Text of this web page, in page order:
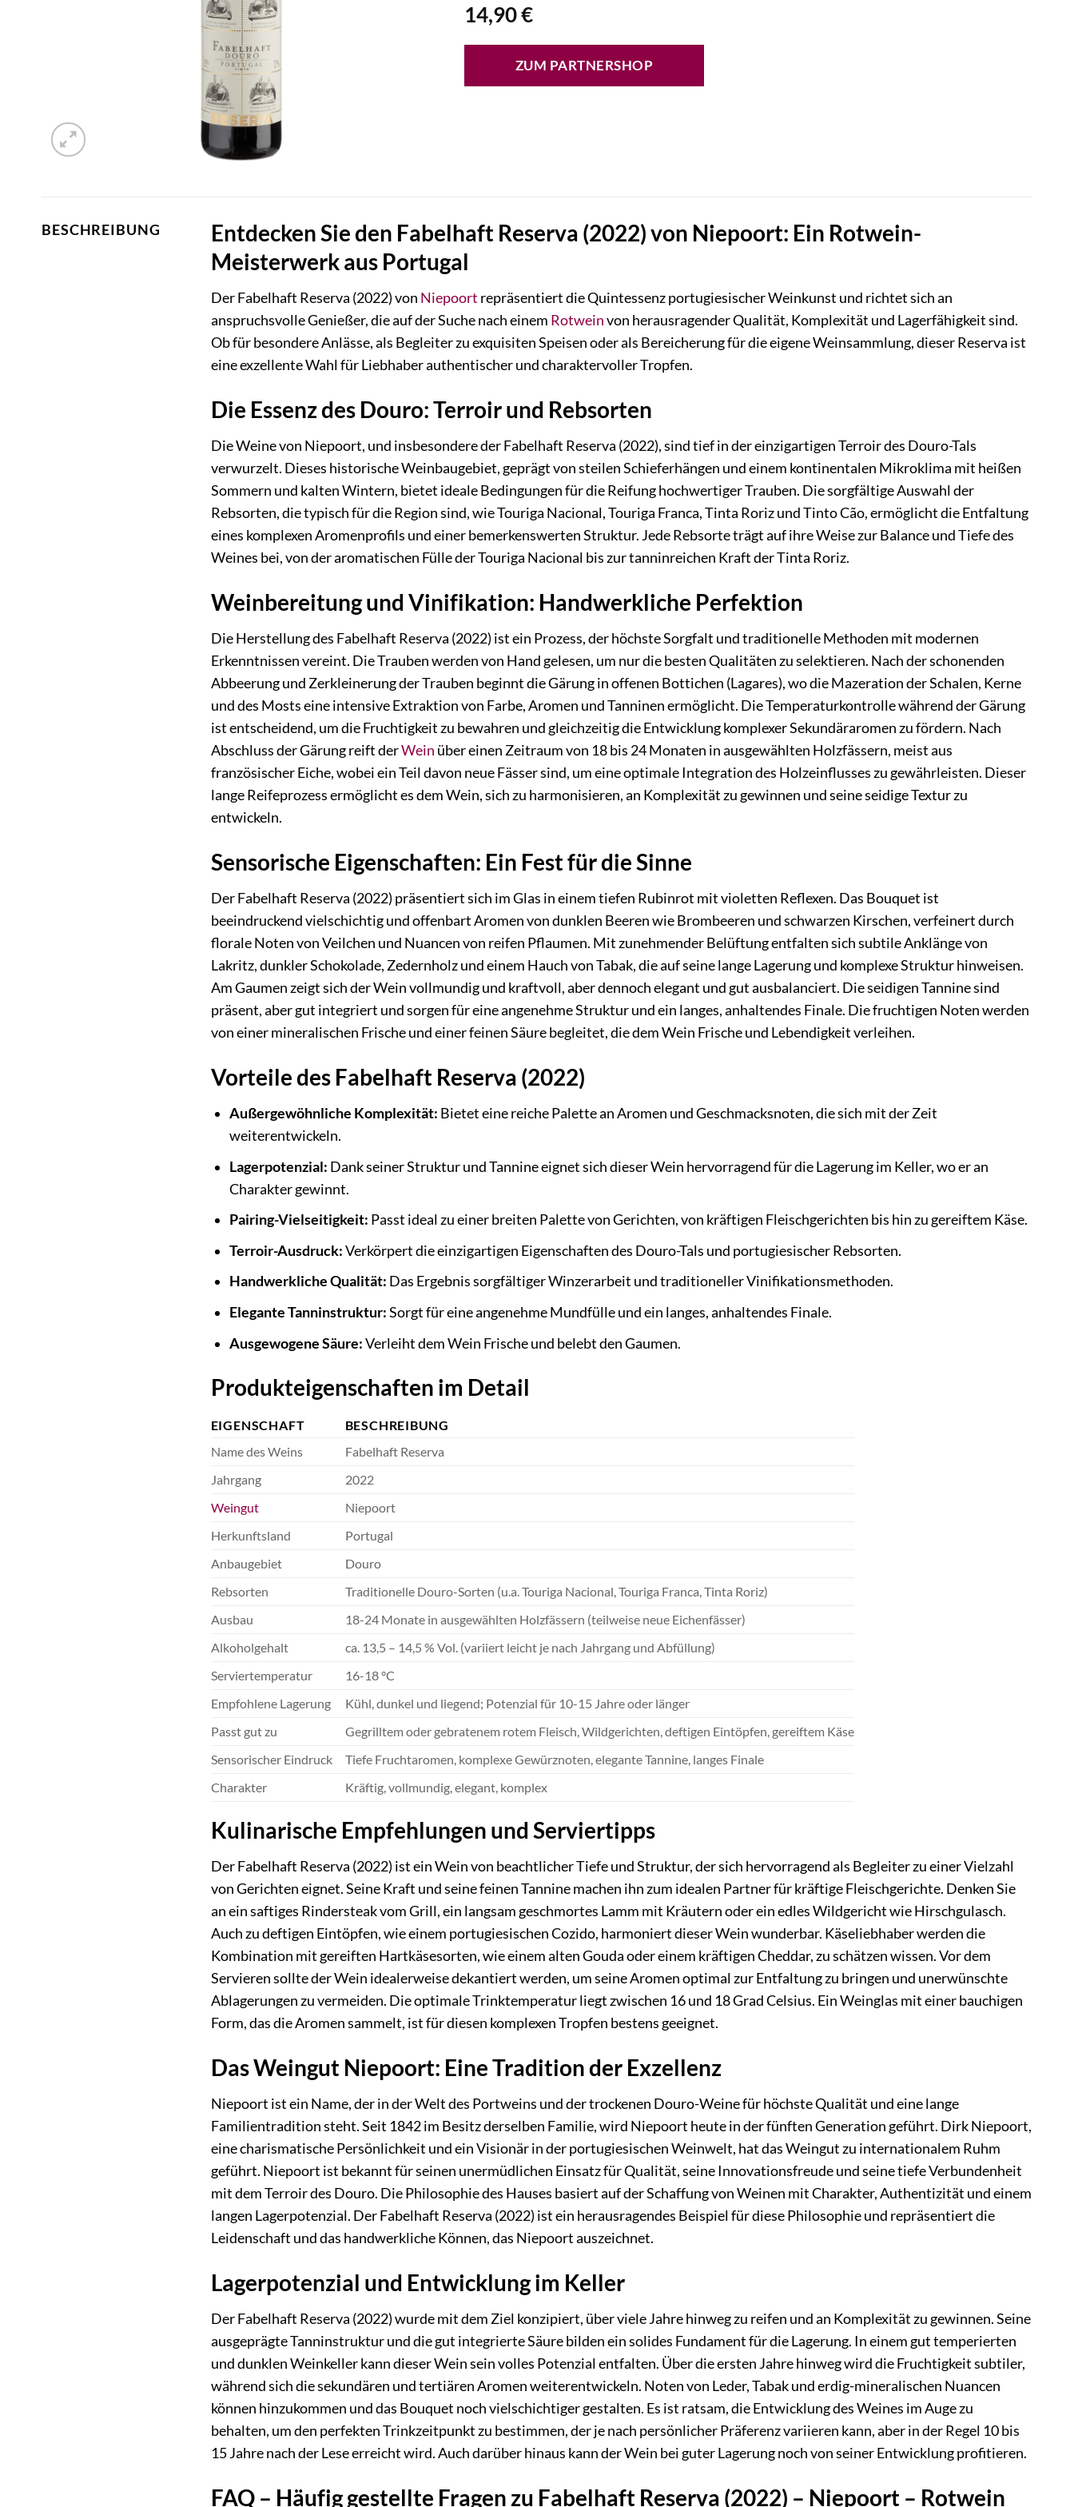
14,90€
ZUM PARTNERSHOP
BESCHREIBUNG
Entdecken Sie den Fabelhaft Reserva (2022) von Niepoort: Ein Rotwein-
Meisterwerk aus Portugal
Der Fabelhaft Reserva (2022) von Niepoort repräsentiert die Quintessenz portugiesischer Weinkunst und richtet sich an
anspruchsvolle Genießer, die auf der Suche nach einem Rotweinvon herausragender Qualität, Komplexität und Lagerfähigkeit sind.
Ob für besondere Anlässe, als Begleiter zu exquisiten Speisen oder als Bereicherung für die eigene Weinsammlung, dieser Reserva ist
eine exzellente Wahl für Liebhaber authentischer und charaktervoller Tropfen.
Die Essenz des Douro: Terroir und Rebsorten
Die Weine von Niepoort, und insbesondere der Fabelhaft Reserva (2022), sind tief in der einzigartigen Terroir des Douro-Tals
verwurzelt. Dieses historische Weinbaugebiet, geprägt von steilen Schieferhängen und einem kontinentalen Mikroklima mit heißen
Sommern und kalten Wintern, bietet ideale Bedingungen für die Reifung hochwertiger Trauben. Die sorgfältige Auswahl der
Rebsorten, die typisch für die Region sind, wie Touriga Nacional, Touriga Franca, Tinta Roriz und Tinto Cão, ermöglicht die Entfaltung
eines komplexen Aromenprofils und einer bemerkenswerten Struktur. Jede Rebsorte trägt auf ihre Weise zur Balance und Tiefe des
Weines bei, von der aromatischen Fülle der Touriga Nacional bis zur tanninreichen Kraft der Tinta Roriz.
Weinbereitung und Vinifikation: Handwerkliche Perfektion
Die Herstellung des Fabelhaft Reserva (2022) ist ein Prozess, der höchste Sorgfalt und traditionelle Methoden mit modernen
Erkenntnissen vereint. Die Trauben werden von Hand gelesen, um nur die besten Qualitäten zu selektieren. Nach der schonenden
Abbeerung und Zerkleinerung der Trauben beginnt die Gärung in offenen Bottichen (Lagares), wo die Mazeration der Schalen, Kerne
und des Mosts eine intensive Extraktion von Farbe, Aromen und Tanninen ermöglicht. Die Temperaturkontrolle während der Gärung
ist entscheidend, um die Fruchtigkeit zu bewahren und gleichzeitig die Entwicklung komplexer Sekundäraromen zu fördern. Nach
Abschluss der Gärung reift derWein über einen Zeitraum von 18 bis 24 Monaten in ausgewählten Holzfässern, meist aus
französischer Eiche, wobei ein Teil davon neue Fässer sind, um eine optimale Integration des Holzeinflusses zu gewährleisten. Dieser
lange Reifeprozess ermöglicht es dem Wein, sich zu harmonisieren, an Komplexität zu gewinnen und seine seidige Textur zu
entwickeln.
Sensorische Eigenschaften: Ein Fest für die Sinne
Der Fabelhaft Reserva (2022) präsentiert sich im Glas in einem tiefen Rubinrot mit violetten Reflexen. Das Bouquet ist
beeindruckend vielschichtig und offenbart Aromen von dunklen Beeren wie Brombeeren und schwarzen Kirschen, verfeinert durch
florale Noten von Veilchen und Nuancen von reifen Pflaumen. Mit zunehmender Belüftung entfalten sich subtile Anklänge von
Lakritz, dunkler Schokolade, Zedernholz und einem Hauch von Tabak, die auf seine lange Lagerung und komplexe Struktur hinweisen.
Am Gaumen zeigt sich der Wein vollmundig und kraftvoll, aber dennoch elegant und gut ausbalanciert. Die seidigen Tannine sind
präsent, aber gut integriert und sorgen für eine angenehme Struktur und ein langes, anhaltendes Finale. Die fruchtigen Noten werden
von einer mineralischen Frische und einer feinen Säure begleitet, die dem Wein Frische und Lebendigkeit verleihen.
Vorteile des Fabelhaft Reserva (2022)
Außergewöhnliche Komplexität: Bietet eine reiche Palette an Aromen und Geschmacksnoten, die sich mit der Zeit
weiterentwickeln.
Lagerpotenzial: Dank seiner Struktur und Tannine eignet sich dieser Wein hervorragend für die Lagerung im Keller, wo er an
Charakter gewinnt.
Pairing-Vielseitigkeit: Passt ideal zu einer breiten Palette von Gerichten, von kräftigen Fleischgerichten bis hin zu gereiftem Käse.
Terroir-Ausdruck:Verkörpert die einzigartigen Eigenschaften des Douro-Tals und portugiesischer Rebsorten.
Handwerkliche Qualität: Das Ergebnis sorgfältiger Winzerarbeit und traditioneller Vinifikationsmethoden.
Elegante Tanninstruktur:Sorgt für eine angenehme Mundfülle und ein langes, anhaltendes Finale.
Ausgewogene Säure:Verleiht dem Wein Frische und belebt den Gaumen.
Produkteigenschaften im Detail
EIGENSCHAFT
BESCHREIBUNG
Name des Weins
Fabelhaft Reserva
Jahrgang
2022
Weingut
Niepoort
Herkunftsland
Portugal
Anbaugebiet
Douro
Rebsorten
Traditionelle Douro-Sorten (u.a. Touriga Nacional, Touriga Franca, Tinta Roriz)
Ausbau
18-24 Monate in ausgewählten Holzfässern (teilweise neue Eichenfässer)
Alkoholgehalt
ca. 13,5 – 14,5 % Vol. (variiert leicht je nach Jahrgang und Abfüllung)
Serviertemperatur
16-18 °C
Empfohlene Lagerung
Kühl, dunkel und liegend; Potenzial für 10-15 Jahre oder länger
Passt gut zu
Gegrilltem oder gebratenem rotem Fleisch, Wildgerichten, deftigen Eintöpfen, gereiftem Käse
Sensorischer Eindruck
Tiefe Fruchtaromen, komplexe Gewürznoten, elegante Tannine, langes Finale
Charakter
Kräftig, vollmundig, elegant, komplex
Kulinarische Empfehlungen und Serviertipps
Der Fabelhaft Reserva (2022) ist ein Wein von beachtlicher Tiefe und Struktur, der sich hervorragend als Begleiter zu einer Vielzahl
von Gerichten eignet. Seine Kraft und seine feinen Tannine machen ihn zum idealen Partner für kräftige Fleischgerichte. Denken Sie
an ein saftiges Rindersteak vom Grill, ein langsam geschmortes Lamm mit Kräutern oder ein edles Wildgericht wie Hirschgulasch.
Auch zu deftigen Eintöpfen, wie einem portugiesischen Cozido, harmoniert dieser Wein wunderbar. Käseliebhaber werden die
Kombination mit gereiften Hartkäsesorten, wie einem alten Gouda oder einem kräftigen Cheddar, zu schätzen wissen. Vor dem
Servieren sollte der Wein idealerweise dekantiert werden, um seine Aromen optimal zur Entfaltung zu bringen und unerwünschte
Ablagerungen zu vermeiden. Die optimale Trinktemperatur liegt zwischen 16 und 18 Grad Celsius. Ein Weinglas mit einer bauchigen
Form, das die Aromen sammelt, ist für diesen komplexen Tropfen bestens geeignet.
Das Weingut Niepoort: Eine Tradition der Exzellenz
Niepoort ist ein Name, der in der Welt des Portweins und der trockenen Douro-Weine für höchste Qualität und eine lange
Familientradition steht. Seit 1842 im Besitz derselben Familie, wird Niepoort heute in der fünften Generation geführt. Dirk Niepoort,
eine charismatische Persönlichkeit und ein Visionär in der portugiesischen Weinwelt, hat das Weingut zu internationalem Ruhm
geführt. Niepoort ist bekannt für seinen unermüdlichen Einsatz für Qualität, seine Innovationsfreude und seine tiefe Verbundenheit
mit dem Terroir des Douro. Die Philosophie des Hauses basiert auf der Schaffung von Weinen mit Charakter, Authentizität und einem
langen Lagerpotenzial. Der Fabelhaft Reserva (2022) ist ein herausragendes Beispiel für diese Philosophie und repräsentiert die
Leidenschaft und das handwerkliche Können, das Niepoort auszeichnet.
Lagerpotenzial und Entwicklung im Keller
Der Fabelhaft Reserva (2022) wurde mit dem Ziel konzipiert, über viele Jahre hinweg zu reifen und an Komplexität zu gewinnen. Seine
ausgeprägte Tanninstruktur und die gut integrierte Säure bilden ein solides Fundament für die Lagerung. In einem gut temperierten
und dunklen Weinkeller kann dieser Wein sein volles Potenzial entfalten. Über die ersten Jahre hinweg wird die Fruchtigkeit subtiler,
während sich die sekundären und tertiären Aromen weiterentwickeln. Noten von Leder, Tabak und erdig-mineralischen Nuancen
können hinzukommen und das Bouquet noch vielschichtiger gestalten. Es ist ratsam, die Entwicklung des Weines im Auge zu
behalten, um den perfekten Trinkzeitpunkt zu bestimmen, der je nach persönlicher Präferenz variieren kann, aber in der Regel 10 bis
15 Jahre nach der Lese erreicht wird. Auch darüber hinaus kann der Wein bei guter Lagerung noch von seiner Entwicklung profitieren.
FAQ – Häufig gestellte Fragen zu Fabelhaft Reserva (2022) – Niepoort – Rotwein